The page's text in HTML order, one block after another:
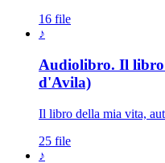
16 file
♪
Audiolibro. Il libro
d'Avila)
Il libro della mia vita,
25 file
♪